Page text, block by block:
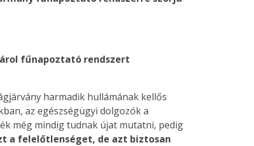
fűnapoztató rendszert
harmadik hullámának kellős
az egészségügyi dolgozók a
még mindig tudnak újat mutatni, pedig
a felelőtlenséget, de azt biztosan